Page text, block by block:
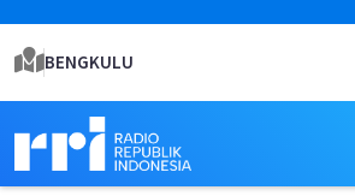
BENGKULU